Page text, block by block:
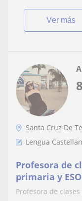
ver más
8
Santa Cruz De
Lengua
Profesora de
primaria y ESO
Profesora de